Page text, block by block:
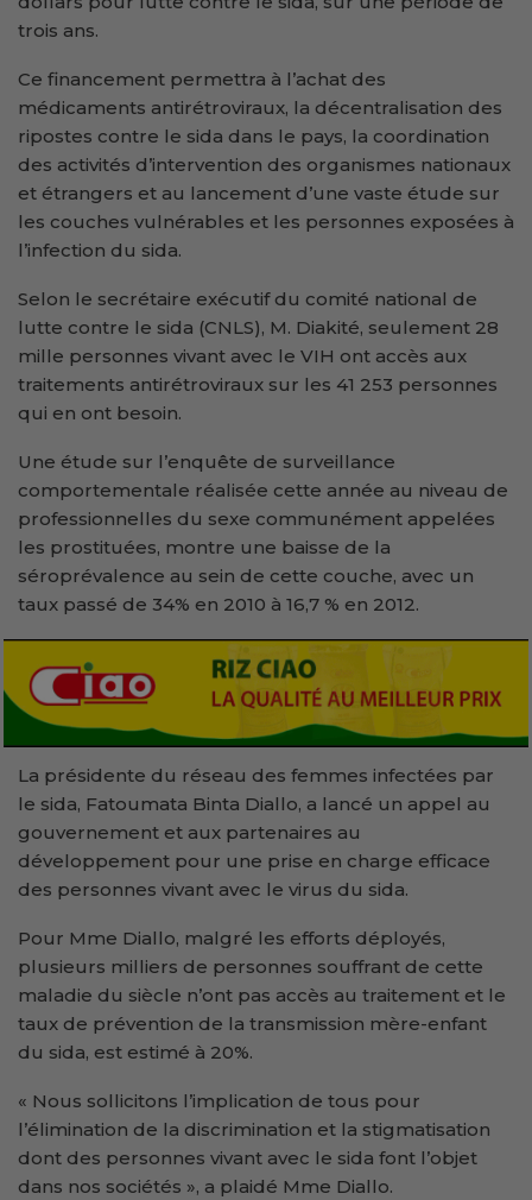
trois ans.
Ce financement permettra à l’achat des
médicaments antirétroviraux, la décentralisation des
ripostes contre le sida dans le pays, la coordination
des activités d’intervention des organismes nationaux
et étrangers et au lancement d’une vaste étude sur
les couches vulnérables et les personnes exposées à
l’infection du sida.
Selon le secrétaire exécutif du comité national de
lutte contre le sida (CNLS), M. Diakité, seulement 28
mille personnes vivant avec le VIH ont accès aux
traitements antirétroviraux sur les 41 253 personnes
qui en ont besoin.
Une étude sur l’enquête de surveillance
comportementale réalisée cette année au niveau de
professionnelles du sexe communément appelées
les prostituées, montre une baisse de la
séroprévalence au sein de cette couche, avec un
taux passé de 34% en 2010 à 16,7 % en 2012.
La présidente du réseau des femmes infectées par
le sida, Fatoumata Binta Diallo, a lancé un appel au
gouvernement et aux partenaires au
développement pour une prise en charge efficace
des personnes vivant avec le virus du sida.
Pour Mme Diallo, malgré les efforts déployés,
plusieurs milliers de personnes souffrant de cette
maladie du siècle n’ont pas accès au traitement et le
taux de prévention de la transmission mère-enfant
du sida, est estimé à 20%.
« Nous sollicitons l’implication de tous pour
l’élimination de la discrimination et la stigmatisation
dont des personnes vivant avec le sida font l’objet
dans nos sociétés », a plaidé Mme Diallo.